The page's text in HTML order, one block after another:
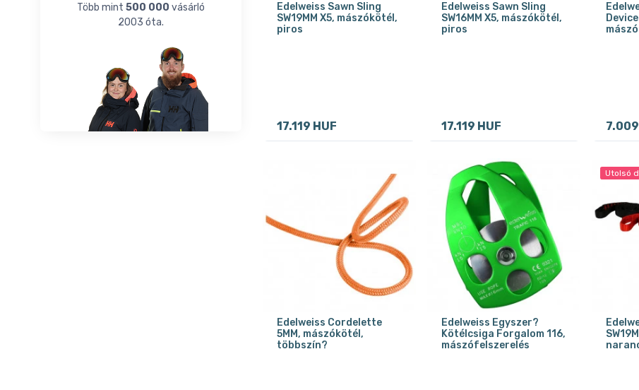
Több mint 500 000 vásárló
2003 óta.
Edelweiss Sawn Sling
SW19MM X5, mászókötél,
piros
17.119 HUF
Edelweiss Sawn Sling
SW16MM X5, mászókötél,
piros
17.119 HUF
Edelweiss Cordelette
5MM, mászókötél,
többszín?
Edelweiss Egyszer?
Kötélcsiga Forgalom 116,
mászófelszerelés
Utolsó